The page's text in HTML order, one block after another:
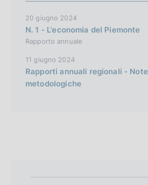
20 giugno 2024
N. 1 - L'economia del Piemonte
Rapporto annuale
11 giugno 2024
Rapporti annuali regionali - Note
metodologiche